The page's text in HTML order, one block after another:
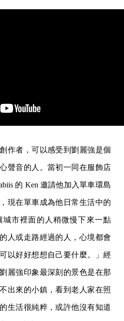
作者，可以感受到劉麗強是個
聲音的人。當初一同在服飾店
的 Ken 邀請他加入單車環島
現在單車成為他日常生活中的
市裡面的人稍微慢下來一點
人或走路經過的人，心境都會
以好好想想自己要什麼。」經
麗強印象最深刻的景色是在那
出來的小鎮，看到老人家在照
生活很純粹，或許他沒有知道